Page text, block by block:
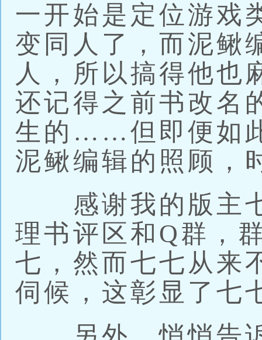
一开始是定位游戏
变同人了，而泥鳅
人，所以搞得他也
还记得之前书改名
生的……但即便如
泥鳅编辑的照顾，
感谢我的版主七
理书评区和Q群，
七，然而七七从来
伺候，这彰显了七